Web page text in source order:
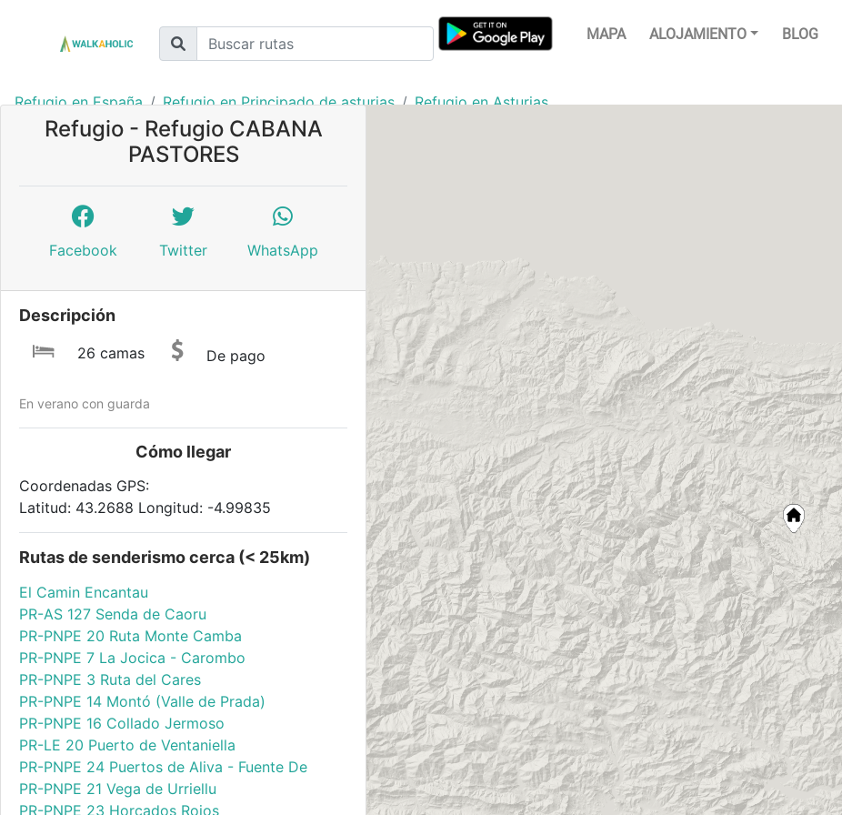
MAPA ALOJAMIENTO BLOG
Refugio en España Refugio en Principado de asturias Refugio en Asturias
Refugio - Refugio CABANA
PASTORES
Facebook Twitter WhatsApp
Descripción
26 camas De pago
En verano con guarda
Cómo llegar
Coordenadas GPS:
Latitud: 43.2688 Longitud: -4.99835
Rutas de senderismo cerca (< 25km)
El Camin Encantau
PR-AS 127 Senda de Caoru
PR-PNPE 20 Ruta Monte Camba
PR-PNPE 7 La Jocica - Carombo
PR-PNPE 3 Ruta del Cares
PR-PNPE 14 Montó (Valle de Prada)
PR-PNPE 16 Collado Jermoso
PR-LE 20 Puerto de Ventaniella
PR-PNPE 24 Puertos de Aliva - Fuente De
PR-PNPE 21 Vega de Urriellu
PR-PNPE 23 Horcados Rojos